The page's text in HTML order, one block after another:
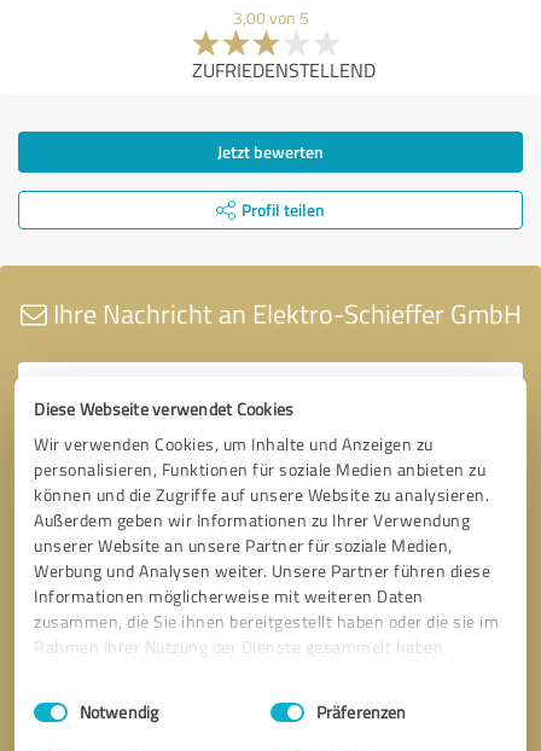
Diese Webseite verwendet Cookies
Wir verwenden Cookies, um Inhalte und Anzeigen zu
personalisieren, Funktionen für soziale Medien anbieten zu
können und die Zugriffe auf unsere Website zu analysieren.
Außerdem geben wir Informationen zu Ihrer Verwendung
unserer Website an unsere Partner für soziale Medien,
Werbung und Analysen weiter. Unsere Partner führen diese
Informationen möglicherweise mit weiteren Daten
zusammen, die Sie ihnen bereitgestellt haben oder die sie im
Rahmen Ihrer Nutzung der Dienste gesammelt haben.
Impressum Datenschutzbestimmungen
Einwilligungsauswahl
Notwendig Präferenzen
3,00 von 5
ZUFRIEDENSTELLEND
Jetzt bewerten
Profil teilen
Ihre Nachricht an Elektro-Schieffer GmbH